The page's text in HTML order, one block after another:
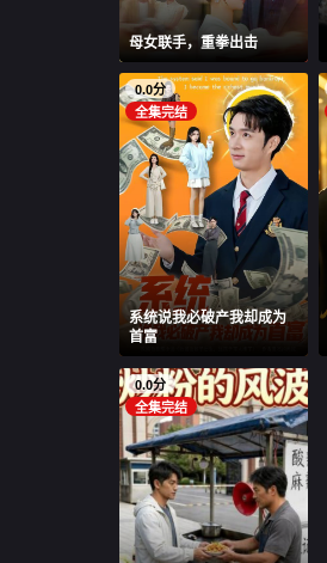
母女联手，重拳出击
0.0分
全集完结
系统说我必破产我却成为
首富
0.0分
全集完结